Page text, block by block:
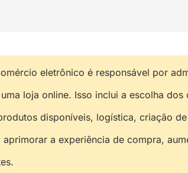
eletrônico é responsável por
loja online. Isso inclui a escolha dos
disponíveis, logística, criação
a experiência de compra,